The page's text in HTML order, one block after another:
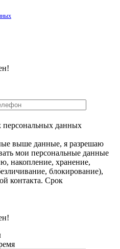
персональных данных
выше данные, я разрешаю
мои персональные данные
накопление, хранение,
блокирование),
контакта. Срок